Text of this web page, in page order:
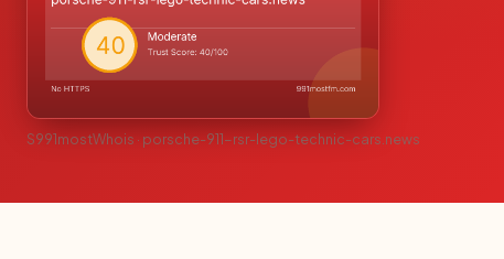
S991mostWhois · porsche-911-rsr-lego-technic-cars.news